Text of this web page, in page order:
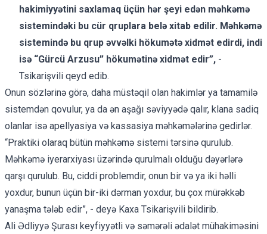
hakimiyyətini saxlamaq üçün hər şeyi edən məhkəmə
sistemindəki bu cür qruplara belə xitab edilir. Məhkəmə
sistemində bu qrup əvvəlki hökumətə xidmət edirdi, indi
isə “Gürcü Arzusu” hökumətinə xidmət edir”, -
Tsikarişvili qeyd edib.
Onun sözlərinə görə, daha müstəqil olan hakimlər ya tamamilə
sistemdən qovulur, ya da ən aşağı səviyyədə qalır, klana sadiq
olanlar isə apellyasiya və kassasiya məhkəmələrinə gedirlər.
“Praktiki olaraq bütün məhkəmə sistemi tərsinə qurulub.
Məhkəmə iyerarxiyası üzərində qurulmalı olduğu dəyərlərə
qarşı qurulub. Bu, ciddi problemdir, onun bir və ya iki həlli
yoxdur, bunun üçün bir-iki dərman yoxdur, bu çox mürəkkəb
yanaşma tələb edir”, - deyə Kaxa Tsikarişvili bildirib.
Ali Ədliyyə Şurası keyfiyyətli və səmərəli ədalət mühakiməsini